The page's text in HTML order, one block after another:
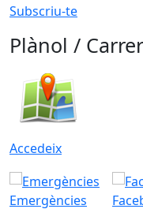
Subscriu-te
Plànol /
Accedeix
Emergències